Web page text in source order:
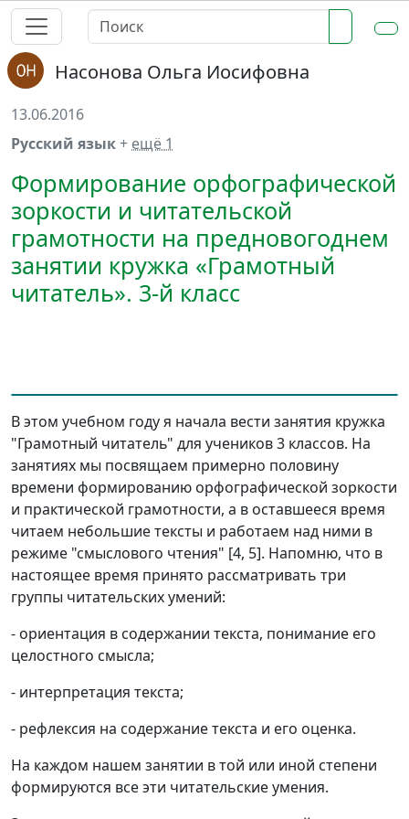
Насонова Ольга Иосифовна
13.06.2016
Русский язык+ ещё 1
Формирование орфографической
зоркости и читательской
грамотности на предновогоднем
занятии кружка «Грамотный
читатель». 3-й класс
В этом учебном году я начала вести занятия кружка
"Грамотный читатель" для учеников 3 классов. На
занятиях мы посвящаем примерно половину
времени формированию орфографической зоркости
и практической грамотности, а в оставшееся время
читаем небольшие тексты и работаем над ними в
режиме "смыслового чтения" [4, 5]. Напомню, что в
настоящее время принято рассматривать три
группы читательских умений:
- ориентация в содержании текста, понимание его
целостного смысла;
- интерпретация текста;
- рефлексия на содержание текста и его оценка.
На каждом нашем занятии в той или иной степени
формируются все эти читательские умения.